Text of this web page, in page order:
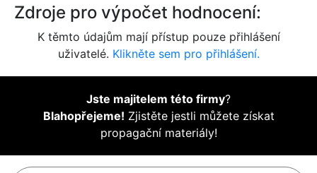
Zdroje pro výpočet hodnocení:
K těmto údajům mají přístup pouze přihlášení
uživatelé. Klikněte sem pro přihlášení.
Jste majitelem této firmy?
Blahopřejeme! Zjistěte jestli můžete získat
propagační materiály!